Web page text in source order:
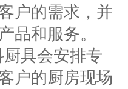
户的需求，并
品和服务。
具会安排专
户的厨房现场